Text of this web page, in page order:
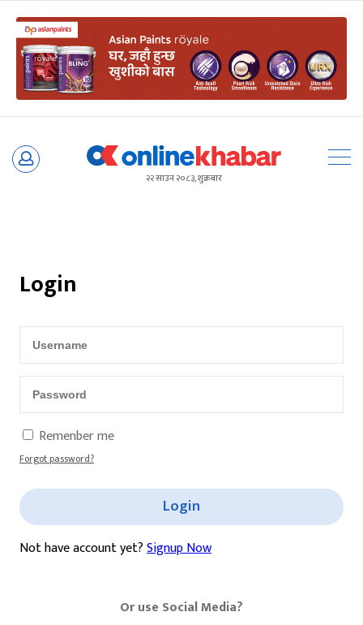
Skip
२२ साउन २०८३, शुक्रबार
Login
Remenber me
Forgot password?
Login
Not have account yet?Signup Now
Or use Social Media?